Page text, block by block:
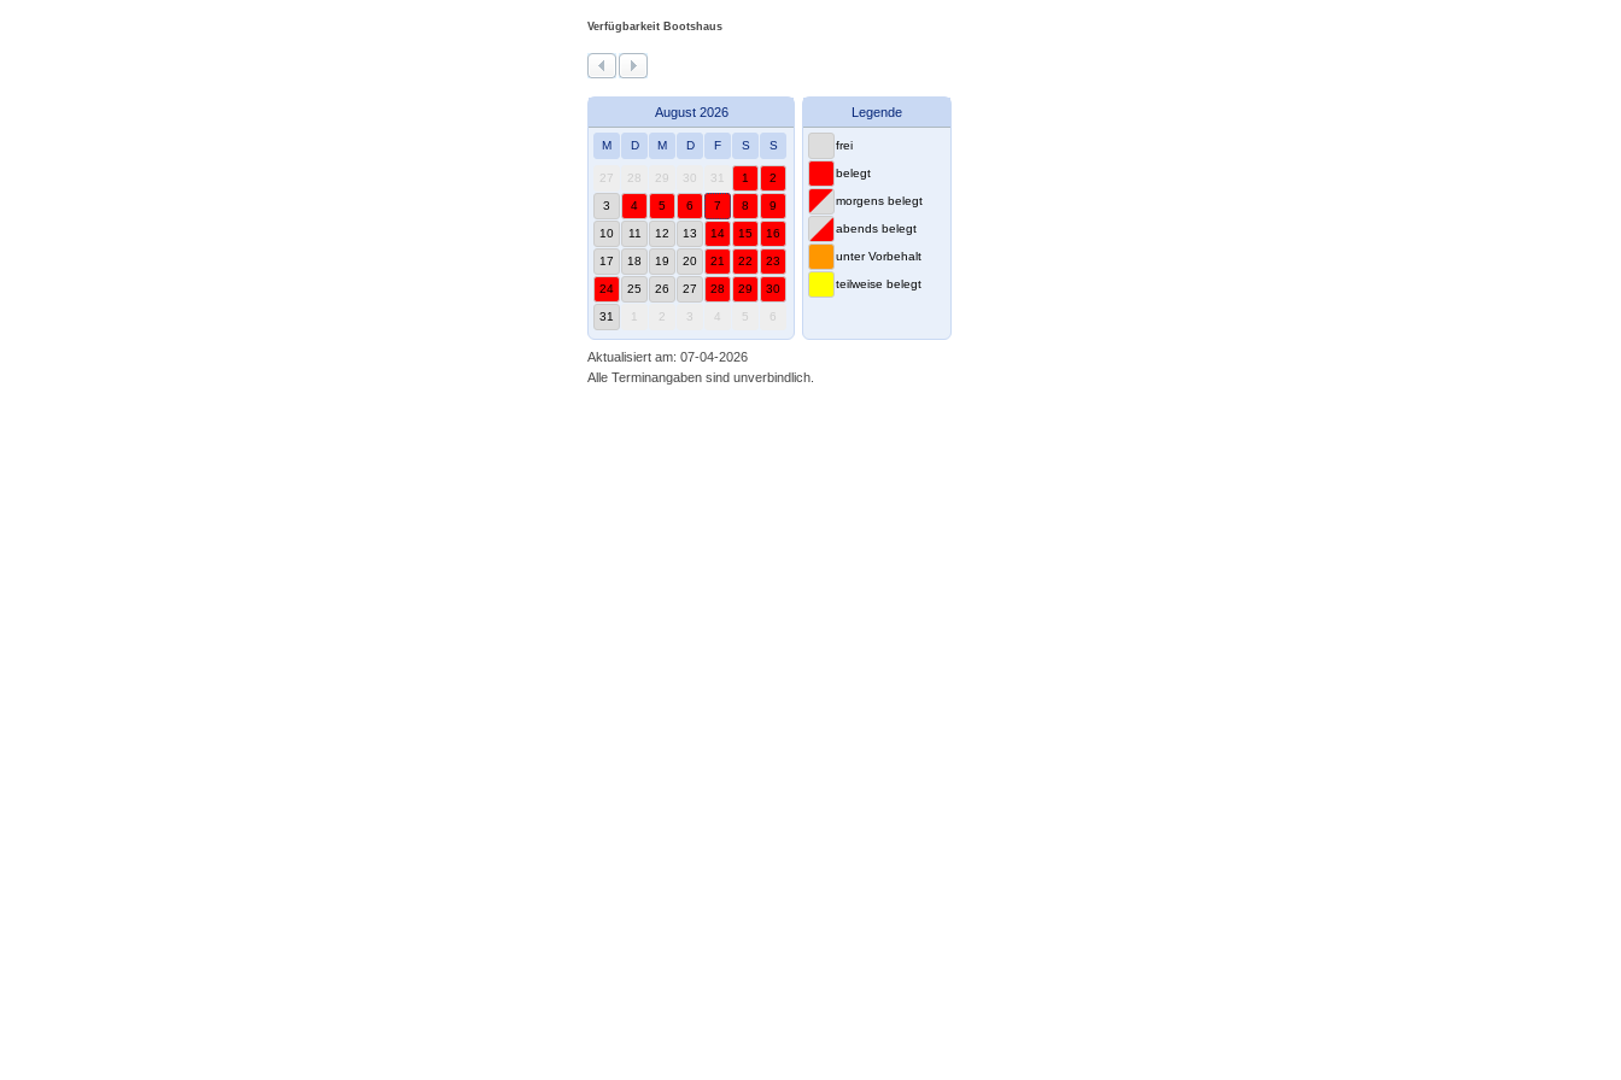
Verfügbarkeit Bootshaus
August 2026
M D M D F S S
27 28 29 30 31 1 2
3 4 5 6 7 8 9
10 11 12 13 14 15 16
17 18 19 20 21 22 23
24 25 26 27 28 29 30
31 1 2 3 4 5 6
Legende
frei
belegt
morgens belegt
abends belegt
unter Vorbehalt
teilweise belegt
Aktualisiert am: 07-04-2026
Alle Terminangaben sind unverbindlich.